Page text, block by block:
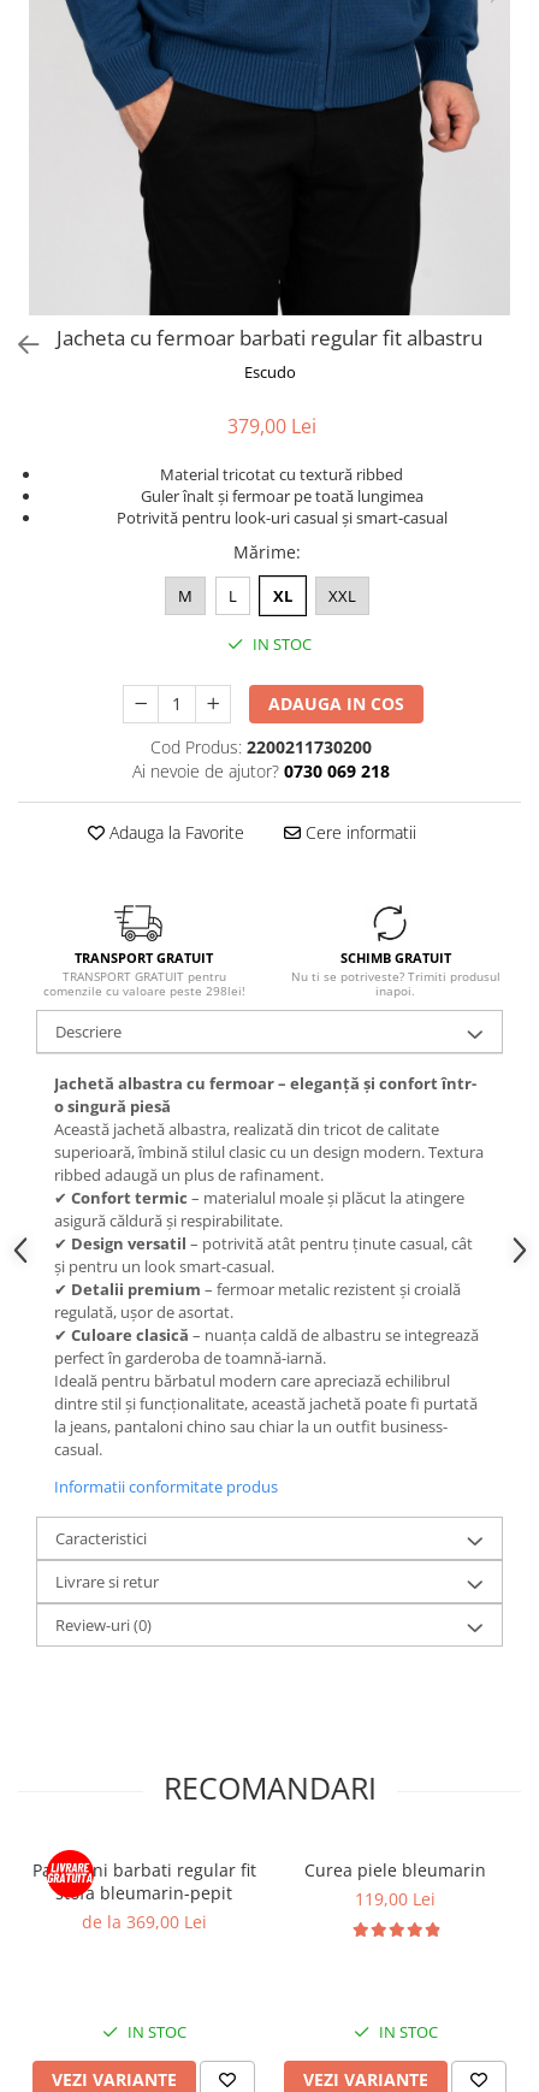
Jacheta cu fermoar barbati regular fit albastru
Escudo
379,00 Lei
Material tricotat cu textură ribbed
Guler înalt și fermoar pe toată lungimea
Potrivită pentru look-uri casual și smart-casual
Mărime:
M L XL XXL
IN STOC
ADAUGA IN COS
Cod Produs: 2200211730200
Ai nevoie de ajutor? 0730 069 218
Adauga la Favorite Cere informatii
TRANSPORT GRATUIT
TRANSPORT GRATUIT pentru
comenzile cu valoare peste 298lei!
SCHIMB GRATUIT
Nu ti se potriveste? Trimiti produsul
inapoi.
Descriere
Jachetă albastra cu fermoar– eleganță și confort într-
o singură piesă
Această jachetă albastra, realizată din tricot de calitate
superioară, îmbină stilul clasic cu un design modern. Textura
ribbed adaugă un plus de rafinament.
✔ Confort termic – materialul moale și plăcut la atingere
asigură căldură și respirabilitate.
✔ Design versatil – potrivită atât pentru ținute casual, cât
și pentru un look smart-casual.
✔ Detalii premium – fermoar metalic rezistent și croială
regulată, ușor de asortat.
✔ Culoare clasică – nuanța caldă de albastru se integrează
perfect în garderoba de toamnă-iarnă.
Ideală pentru bărbatul modern care apreciază echilibrul
dintre stil și funcționalitate, această jachetă poate fi purtată
la jeans, pantaloni chino sau chiar la un outfit business-
casual.
Informatii conformitate produs
Caracteristici
Livrare si retur
Review-uri(0)
RECOMANDARI
Pantaloni barbati regular fit
stofa bleumarin-pepit
de la 369,00 Lei
IN STOC
VEZI VARIANTE
Curea piele bleumarin
119,00 Lei
IN STOC
VEZI VARIANTE